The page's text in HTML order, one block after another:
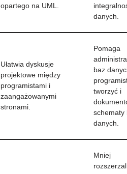
opartego na UML.
danych.
Ułatwia dyskusje
projektowe między
programistami i
zaangażowanymi
stronami.
Pomaga
baz
tworzyć i
schematy
danych.
Mniej